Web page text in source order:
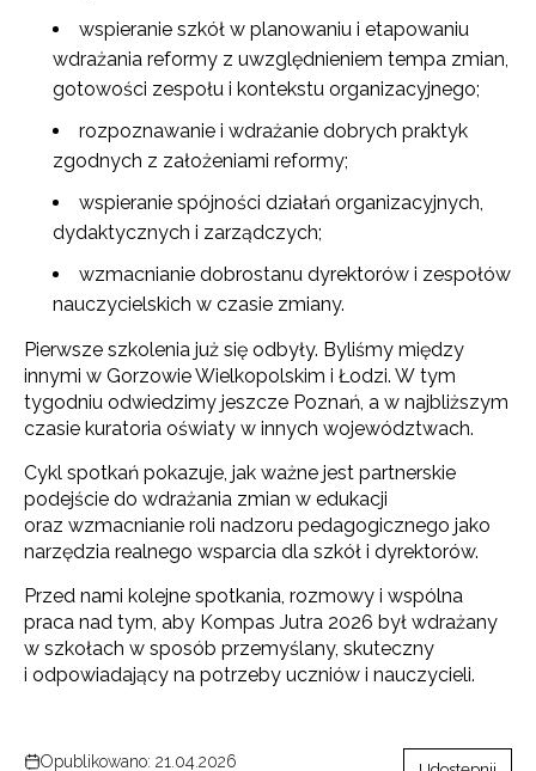
wspieranie szkół w planowaniu i etapowaniu
wdrażania reformy z uwzględnieniem tempa zmian,
gotowości zespołu i kontekstu organizacyjnego;
rozpoznawanie i wdrażanie dobrych praktyk
zgodnych z założeniami reformy;
wspieranie spójności działań organizacyjnych,
dydaktycznych i zarządczych;
wzmacnianie dobrostanu dyrektorów i zespołów
nauczycielskich w czasie zmiany.
Pierwsze szkolenia już się odbyły. Byliśmy między
innymi w Gorzowie Wielkopolskim i Łodzi. W tym
tygodniu odwiedzimy jeszcze Poznań, a w najbliższym
czasie kuratoria oświaty w innych województwach.
Cykl spotkań pokazuje, jak ważne jest partnerskie
podejście do wdrażania zmian w edukacji
oraz wzmacnianie roli nadzoru pedagogicznego jako
narzędzia realnego wsparcia dla szkół i dyrektorów.
Przed nami kolejne spotkania, rozmowy i wspólna
praca nad tym, aby Kompas Jutra 2026 był wdrażany
w szkołach w sposób przemyślany, skuteczny
i odpowiadający na potrzeby uczniów i nauczycieli.
Opublikowano: 21.04.2026